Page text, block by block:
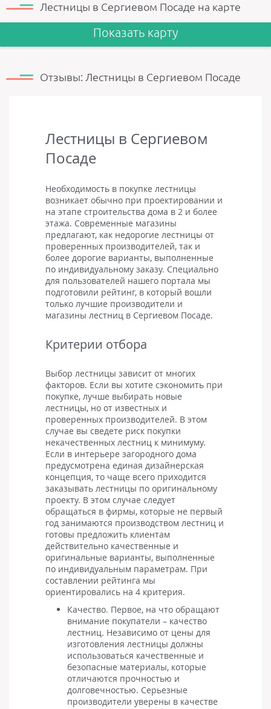
Лестницы в Сергиевом Посаде на карте
Показать карту
Отзывы: Лестницы в Сергиевом Посаде
Лестницы в Сергиевом
Посаде
Необходимость в покупке лестницы
возникает обычно при проектировании и
на этапе строительства дома в 2 и более
этажа. Современные магазины
предлагают, как недорогие лестницы от
проверенных производителей, так и
более дорогие варианты, выполненные
по индивидуальному заказу. Специально
для пользователей нашего портала мы
подготовили рейтинг, в который вошли
только лучшие производители и
магазины лестниц в Сергиевом Посаде.
Критерии отбора
Выбор лестницы зависит от многих
факторов. Если вы хотите сэкономить при
покупке, лучше выбирать новые
лестницы, но от известных и
проверенных производителей. В этом
случае вы сведете риск покупки
некачественных лестниц к минимуму.
Если в интерьере загородного дома
предусмотрена единая дизайнерская
концепция, то чаще всего приходится
заказывать лестницы по оригинальному
проекту. В этом случае следует
обращаться в фирмы, которые не первый
год занимаются производством лестниц и
готовы предложить клиентам
действительно качественные и
оригинальные варианты, выполненные
по индивидуальным параметрам. При
составлении рейтинга мы
ориентировались на 4 критерия.
Качество. Первое, на что обращают
внимание покупатели – качество
лестниц. Независимо от цены для
изготовления лестницы должны
использоваться качественные и
безопасные материалы, которые
отличаются прочностью и
долговечностью. Серьезные
производители уверены в качестве